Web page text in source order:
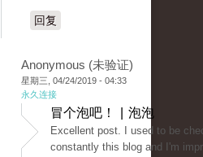
回复
Anonymous (未验证)
星期三, 04/24/2019 - 04:33
永久连接
冒个泡吧！ | 泡泡
Eхcellent post. I used to be
constantly this blog and I'm